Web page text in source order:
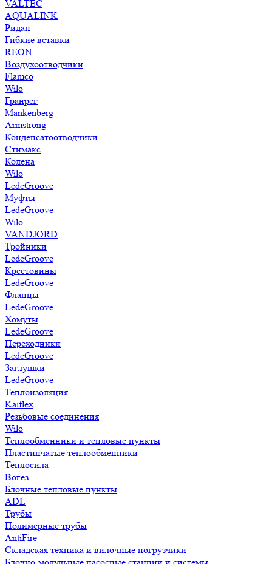
VALTEC
AQUALINK
Ридан
Гибкие вставки
REON
Воздухоотводчики
Flamco
Wilo
Гранрег
Mankenberg
Armstrong
Конденсатоотводчики
Стимакс
Колена
Wilo
LedeGroove
Муфты
LedeGroove
Wilo
VANDJORD
Тройники
LedeGroove
Крестовины
LedeGroove
Фланцы
LedeGroove
Хомуты
LedeGroove
Переходники
LedeGroove
Заглушки
LedeGroove
Теплоизоляция
Kaiflex
Резьбовые соединения
Wilo
Теплообменники и тепловые пункты
Пластинчатые теплообменники
Теплосила
Вогез
Блочные тепловые пункты
ADL
Трубы
Полимерные трубы
AntiFire
Складская техника и вилочные погрузчики